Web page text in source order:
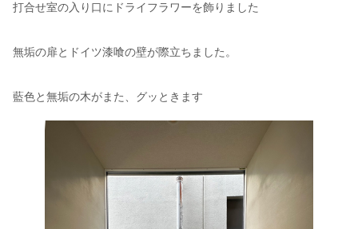
打合せ室の入り口にドライフラワーを飾りました
無垢の扉とドイツ漆喰の壁が際立ちました。
藍色と無垢の木がまた、グッときます